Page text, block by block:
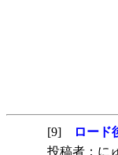
[9]
ロード
投稿者：